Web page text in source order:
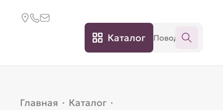
Каталог
Главная · Каталог ·